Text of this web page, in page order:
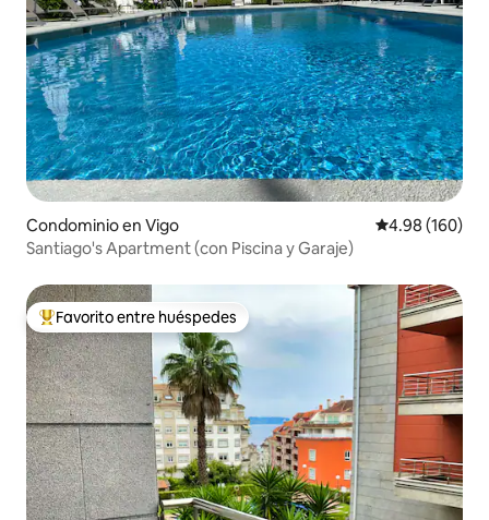
Condominio en Vigo Calificación
4.98 (160)
Santiago's Apartment (con Piscina y Garaje)
De los mejores en Favorito entre huéspedes
Favorito entre huéspedes